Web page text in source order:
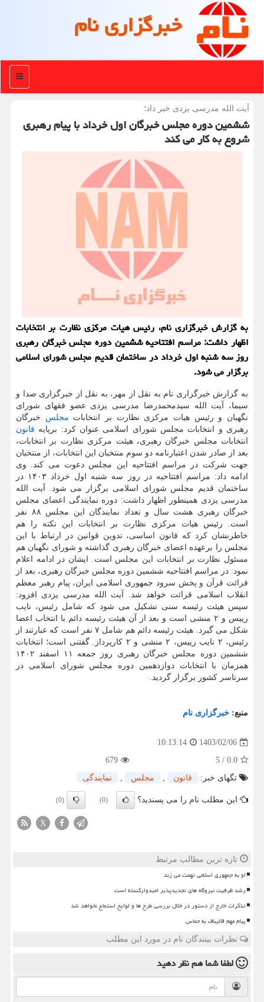
خبرگزاری نام
منو
آیت الله مدرسی یزدی خبر داد؛
ششمین دوره مجلس خبرگان اول خرداد با پیام رهبری
شروع به کار می کند
به گزارش خبرگزاری نام، رئیس هیات مرکزی نظارت بر انتخابات
اظهار داشت: مراسم افتتاحیه ششمین دوره مجلس خبرگان رهبری
روز سه شنبه اول خرداد در ساختمان قدیم مجلس شورای اسلامی
برگزار می شود.
به گزارش خبرگزاری نام به نقل از مهر، به نقل از خبرگزاری صدا و
سیما، آیت الله سیدمحمدرضا مدرسی یزدی عضو فقهای شورای
نگهبان و رئیس هیات مرکزی نظارت بر انتخابات مجلس خبرگان
رهبری و انتخابات مجلس شورای اسلامی عنوان کرد: برپایه قانون
انتخابات مجلس خبرگان رهبری، هیئت مرکزی نظارت بر انتخابات،
بعد از صادر شدن اعتبارنامه دو سوم منتخبان این انتخابات، از منتخبان
جهت شرکت در مراسم افتتاحیه این مجلس دعوت می‏ کند. وی
ادامه داد: مراسم افتتاحیه در روز سه شنبه اول خرداد ۱۴۰۳ در
ساختمان قدیم مجلس شورای اسلامی برگزار می شود. آیت الله
مدرسی یزدی همینطور اظهار داشت: دوره نمایندگی اعضای مجلس
خبرگان رهبری هشت سال و تعداد نمایندگان این مجلس ۸۸ نفر
است. رئیس هیات مرکزی نظارت بر انتخابات این نکته را هم
خاطرنشان کرد که قانون اساسی، تدوین قوانین در ارتباط با این
مجلس را برعهده اعضای خبرگان رهبری گذاشته و شورای نگهبان هم
مسئول نظارت بر انتخابات این مجلس است. ایشان در ادامه اعلام
نمود: در مراسم افتتاحیه ششمین دوره مجلس خبرگان رهبری، بعد از
قرائت قرآن و پخش سرود جمهوری اسلامی ایران، پیام رهبر معظم
انقلاب اسلامی قرائت خواهد شد. آیت الله مدرسی یزدی افزود:
سپس هیئت رئیسه سنی تشکیل می شود که شامل رئیس، نایب
رییس و ۲ منشی است و بعد از آن هیئت رئیسه دائم با انتخاب اعضا
شکل می گیرد. هیئت رئیسه دائم هم شامل ۷ نفر است که عبارتند از
رئیس، ۲ نایب رییس، ۲ منشی و ۲ کارپرداز. گفتنی است؛ انتخابات
ششمین دوره مجلس خبرگان رهبری روز جمعه ۱۱ اسفند ۱۴۰۲
همزمان با انتخابات دوازدهمین دوره مجلس شورای اسلامی در
سرتاسر کشور برگزار گردید.
منبع: خبرگزاری نام
1403/02/06
10:13:14
0.0
/
5
679
تگهای خبر:
قانون , مجلس , نمایندگی
این مطلب نام را می پسندید؟ (0)
(0)
X
تازه ترین مطالب مرتبط
او به جمهوری اسلامی تهمت می زند
رشد ظرفیت نیروگاه های تجدیدپذیر امیدوارکننده است
تذکرات خارج از دستور در خلال بررسی طرح ها و لوایح استماع نخواهد شد
پیام مهم قالیباف به حماس
نظرات بینندگان نام در مورد این مطلب
لطفا شما همنظر دهید